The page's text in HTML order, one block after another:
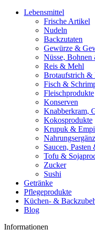
Lebensmittel
Frische Artikel
Nudeln
Backzutaten
Gewürze &
Nüsse, Bohnen
Reis & Mehl
Brotaufstrich &
Fisch &
Fleischprodukte
Konserven
Knabberkram,
Kokosprodukte
Krupuk &
Saucen, Pasten
Tofu &
Zucker
Sushi
Getränke
Pflegeprodukte
Küchen- &
Blog
Informationen